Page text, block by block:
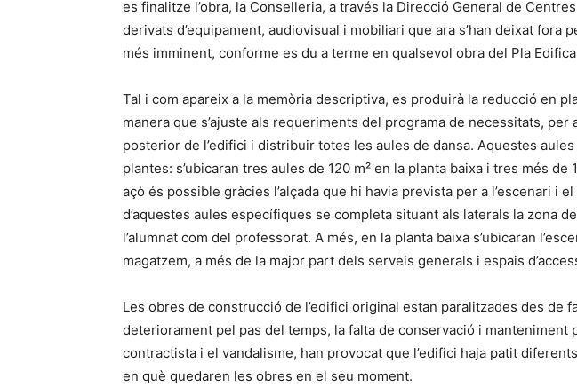
es finalitze l’obra, la Conselleria, a través la Direcció General de
derivats d’equipament, audiovisual i mobiliari que ara s’han deixat fora
més imminent, conforme es du a terme en qualsevol obra del Pla
Tal i com apareix a la memòria descriptiva, es produirà la reducció en
manera que s’ajuste als requeriments del programa de necessitats, per
posterior de l’edifici i distribuir totes les aules de dansa. Aquestes aules
plantes: s’ubicaran tres aules de 120 m² en la planta baixa i tres més de
açò és possible gràcies l’alçada que hi havia prevista per a l’escenari i
d’aquestes aules específiques se completa situant als laterals la zona
l’alumnat com del professorat. A més, en la planta baixa s’ubicaran
magatzem, a més de la major part dels serveis generals i espais
Les obres de construcció de l’edifici original estan paralitzades des de
deteriorament pel pas del temps, la falta de conservació i manteniment
contractista i el vandalisme, han provocat que l’edifici haja patit
en què quedaren les obres en el seu moment.